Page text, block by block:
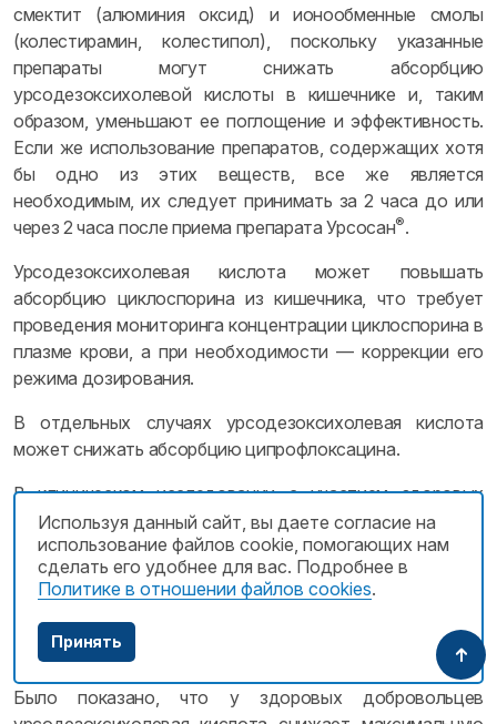
смектит (алюминия оксид) и ионообменные смолы
(колестирамин, колестипол), поскольку указанные
препараты могут снижать абсорбцию
урсодезоксихолевой кислоты в кишечнике и, таким
образом, уменьшают ее поглощение и эффективность.
Если же использование препаратов, содержащих хотя
бы одно из этих веществ, все же является
необходимым, их следует принимать за 2 часа до или
через 2 часа после приема препарата Урсосан®.
Урсодезоксихолевая кислота может повышать
абсорбцию циклоспорина из кишечника, что требует
проведения мониторинга концентрации циклоспорина в
плазме крови, а при необходимости — коррекции его
режима дозирования.
В отдельных случаях урсодезоксихолевая кислота
может снижать абсорбцию ципрофлоксацина.
В клиническом исследовании с участием здоровых
добровольцев одновременное применение
урсодезоксихолевой кислоты (500 мг/сут) и
розувастатина (20 мг/сут) приводило к небольшому
повышению уровня розувастатина в плазме крови.
Клиническая значимость этого взаимодействия, в том
числе, в отношении других статинов неизвестна.
Было показано, что у здоровых добровольцев
Используя данный сайт, вы даете согласие на
использование файлов cookie, помогающих нам
сделать его удобнее для вас. Подробнее в
Политике в отношении файлов cookies.
Принять